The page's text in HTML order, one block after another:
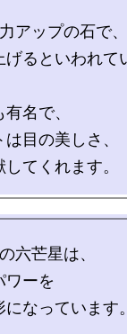
アップの石で、
るといわれて
名で、
目の美しさ、
六芒星は、
ワーを